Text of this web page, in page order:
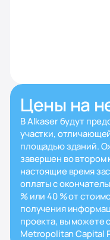
Цены на
В Alkaser будут
участки,
площадью зданий.
завершен во втором
настоящие время
оплаты с
% или 40 % от
получения
проекта, вы можете
Metropolitan Capital